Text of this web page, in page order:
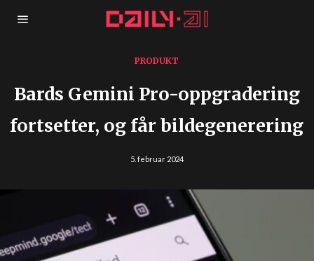
PRODUKT
Bards Gemini Pro-oppgradering
fortsetter, og får bildegenerering
5. februar 2024